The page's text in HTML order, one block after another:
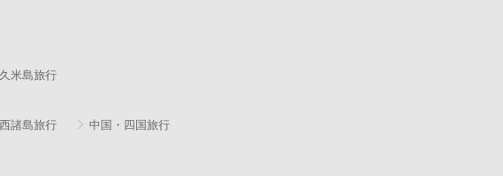
久米島旅行
諸島旅行 中国・四国旅行